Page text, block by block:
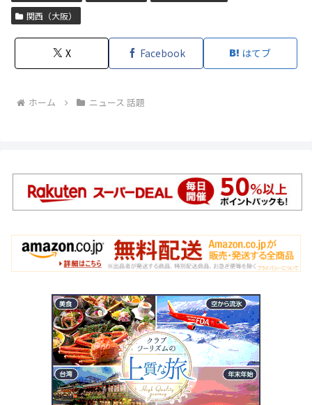
関西（大阪）
X Facebook はてブ
ホーム ニュース 話題